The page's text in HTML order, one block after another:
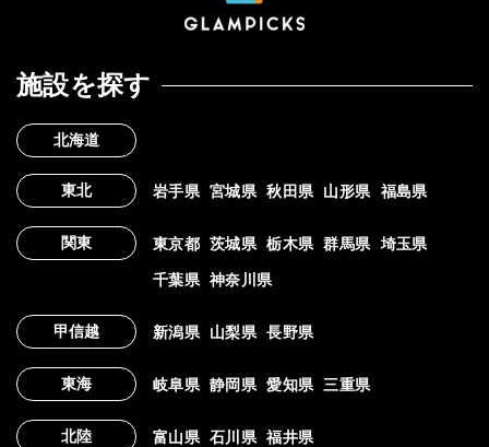
施設を探す
北海道
東北 岩手県 宮城県 秋田県 山形県 福島県
関東 東京都 茨城県 栃木県 群馬県 埼玉県
千葉県 神奈川県
甲信越 新潟県 山梨県 長野県
東海 岐阜県 静岡県 愛知県 三重県
北陸 富山県 石川県 福井県